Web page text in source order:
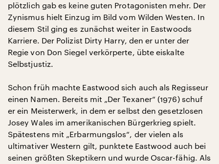
plötzlich gab es keine guten Protagonisten mehr. Der
Zynismus hielt Einzug im Bild vom Wilden Westen. In
diesem Stil ging es zunächst weiter in Eastwoods
Karriere. Der Polizist Dirty Harry, den er unter der
Regie von Don Siegel verkörperte, übte eiskalte
Selbstjustiz.
Schon früh machte Eastwood sich auch als Regisseur
einen Namen. Bereits mit „Der Texaner“ (1976) schuf
er ein Meisterwerk, in dem er selbst den gesetzlosen
Josey Wales im amerikanischen Bürgerkrieg spielt.
Spätestens mit „Erbarmungslos“, der vielen als
ultimativer Western gilt, punktete Eastwood auch bei
seinen größten Skeptikern und wurde Oscar-fähig. Als